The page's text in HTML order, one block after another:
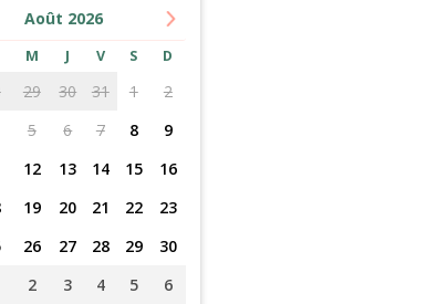
Août 2026
M J V S D
29 30 31 1
2
5 6 7 8
9
12 13 14 15
16
19 20 21 22
23
26 27 28 29
30
2 3 4 5 6